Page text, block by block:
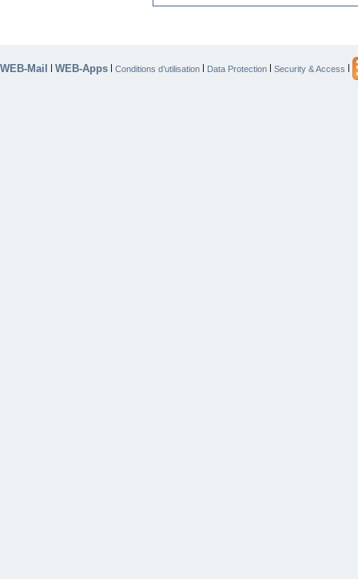
WEB-Mail | WEB-Apps | Conditions d’utilisation | Data Protection | Security & Access |